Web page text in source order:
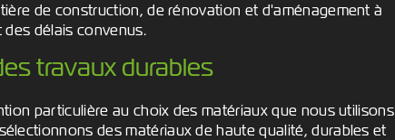
de construction, de rénovation et d'aménagement à
délais convenus.
travaux durables
particulière au choix des matériaux que nous utilisons
des matériaux de haute qualité, durables et